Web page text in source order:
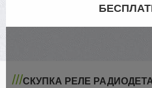
063-805-4302
///СКУПКА РЕЛЕ